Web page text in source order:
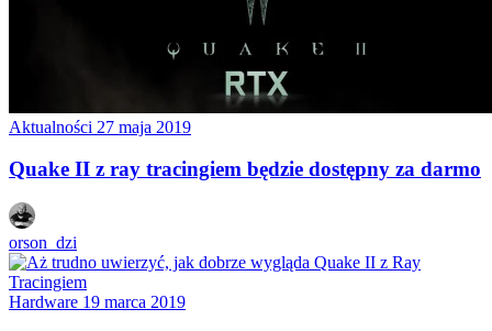
Aktualności 27 maja 2019
Quake II z ray tracingiem będzie dostępny za darmo
orson_dzi
Hardware 19 marca 2019